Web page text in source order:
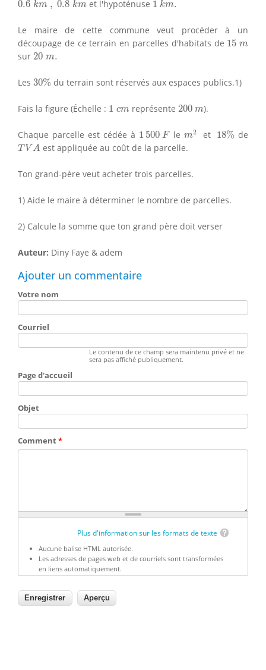
0.6 km , 0.8 kmet l'hypoténuse 1 km.
Le maire de cette commune veut procéder à un
découpage de ce terrain en parcelles d'habitats de 15 m
15 m
sur 20 m.
20m.
Les 30%
30% du terrain sont réservés aux espaces publics.1)
Fais la figure (Échelle : 1 cm
1 cmreprésente 200 m
200m).
Chaque parcelle est cédée à 1 500 F
1 500 F lem2
m2 et 18%
18% de
T VA
TVA est appliquée au coût de la parcelle.
Ton grand-père veut acheter trois parcelles.
1) Aide le maire à déterminer le nombre de parcelles.
2) Calcule la somme que ton grand père doit verser
Auteur: Diny Faye & adem
Ajouter un commentaire
Votre nom
Courriel
Le contenu de ce champ sera maintenu privé et ne
sera pas affiché publiquement.
Page d'accueil
Objet
Comment*
Plus d'information sur les formats de texte
Aucune balise HTML autorisée.
Les adresses de pages web et de courriels sont transformées
en liens automatiquement.